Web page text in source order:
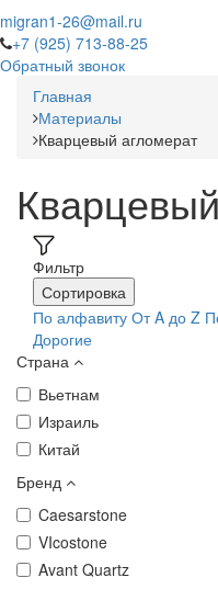
migran1-26@mail.ru
+7 (925) 713-88-25
Обратный звонок
Главная
Материалы
Кварцевый агломерат
Фильтр
Сортировка
По алфавиту От A до Z
Дорогие
Страна
Вьетнам
Израиль
Китай
Бренд
Caesarstone
VIcostone
Avant Quartz